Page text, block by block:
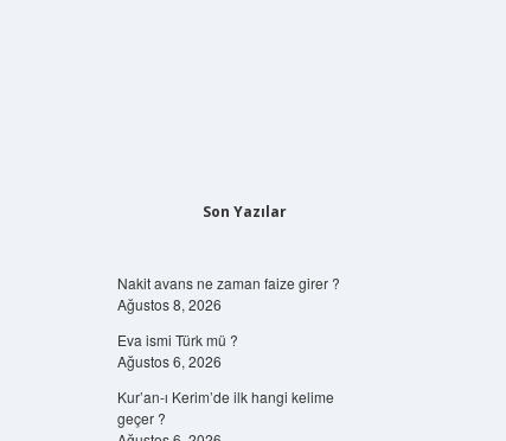
Son Yazılar
Nakit avans ne zaman faize girer ?
Ağustos 8, 2026
Eva ismi Türk mü ?
Ağustos 6, 2026
Kur’an-ı Kerim’de ilk hangi kelime
geçer ?